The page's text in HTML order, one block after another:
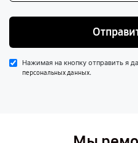
Нажимая на кнопку отправить я
персональных данных.